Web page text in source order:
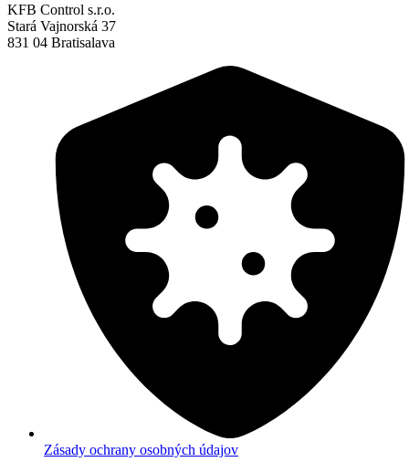
KFB Control s.r.o.
Stará Vajnorská 37
831 04 Bratisalava
Zásady ochrany osobných údajov